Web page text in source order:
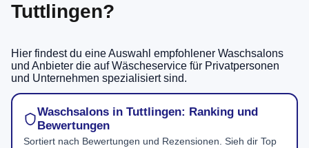
Tuttlingen?
Hier findest du eine Auswahl empfohlener Waschsalons
und Anbieter die auf Wäscheservice für Privatpersonen
und Unternehmen spezialisiert sind.
Waschsalons in Tuttlingen: Ranking und
Bewertungen
Sortiert nach Bewertungen und Rezensionen. Sieh dir Top